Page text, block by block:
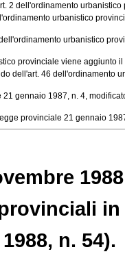
2 dell'ordinamento urbanistico
urbanistico
urbanistico
provinciale viene aggiunto il
dell'art. 46 dell'ordinamento
gennaio 1987, n. 4,
provinciale 21 gennaio
n. 54).